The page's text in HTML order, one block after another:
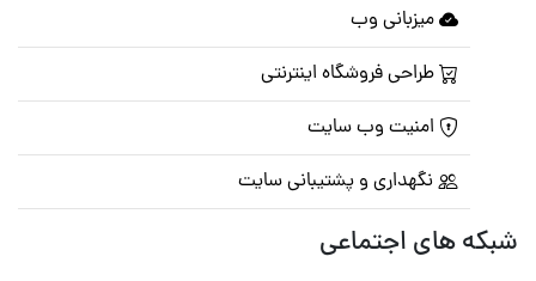
میزبانی وب
طراحی فروشگاه اینترنتی
امنیت وب سایت
نگهداری و پشتیبانی سایت
شبکه های اجتماعی